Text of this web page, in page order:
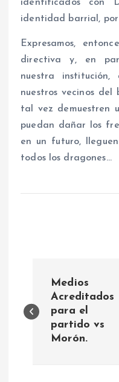
identificados con
identidad barrial,
Expresamos,
directiva y, en
nuestra
nuestros vecinos
tal vez demuestren
puedan dañar los
en un futuro,
todos los dragones…
a
Medios
Acreditados
para el
partido vs
Morón.